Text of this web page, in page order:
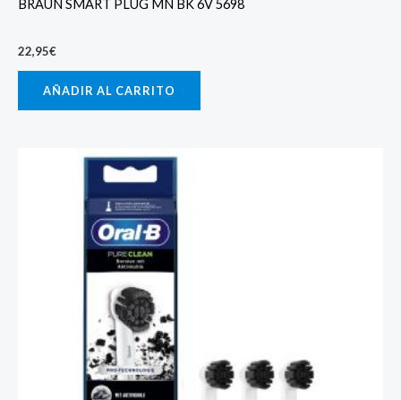
BRAUN SMART PLUG MN BK 6V 5698
22,95€
AÑADIR AL CARRITO